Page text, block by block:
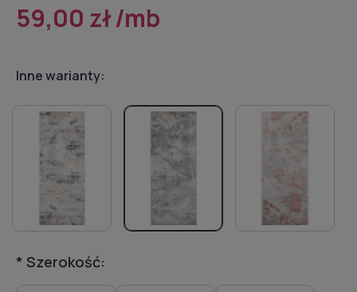
59,00 zł/mb
Inne warianty:
* Szerokość: